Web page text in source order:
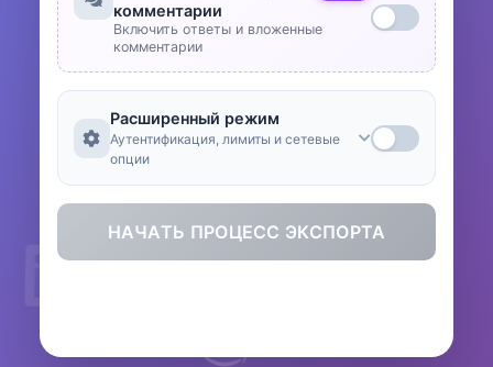
комментарии
Включить ответы и вложенные
комментарии
Расширенный режим
Аутентификация, лимиты и сетевые
опции
НАЧАТЬ ПРОЦЕСС ЭКСПОРТА